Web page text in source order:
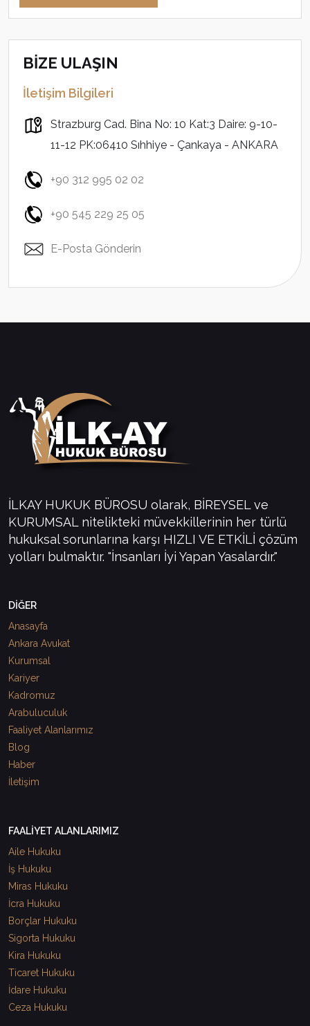
BİZE ULAŞIN
İletişim Bilgileri
Strazburg Cad. Bina No: 10 Kat:3 Daire: 9-10-
11-12 PK:06410 Sıhhiye - Çankaya - ANKARA
+90 312 995 02 02
+90 545 229 25 05
E-Posta Gönderin
İLKAY HUKUK BÜROSU olarak, BİREYSEL ve
KURUMSAL nitelikteki müvekkillerinin her türlü
hukuksal sorunlarına karşı HIZLI VE ETKİLİ çözüm
yolları bulmaktır. "İnsanları İyi Yapan Yasalardır."
DİĞER
Anasayfa
Ankara Avukat
Kurumsal
Kariyer
Kadromuz
Arabuluculuk
Faaliyet Alanlarımız
Blog
Haber
İletişim
FAALİYET ALANLARIMIZ
Aile Hukuku
İş Hukuku
Miras Hukuku
İcra Hukuku
Borçlar Hukuku
Sigorta Hukuku
Kira Hukuku
Ticaret Hukuku
İdare Hukuku
Ceza Hukuku